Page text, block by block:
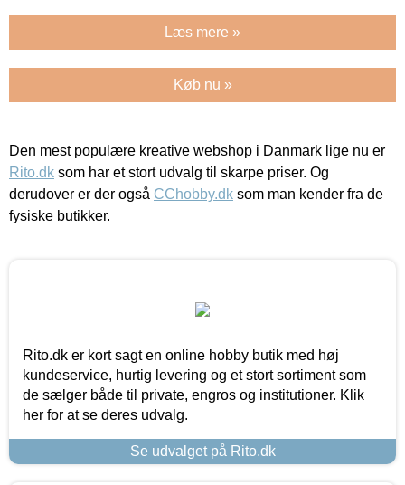
Læs mere »
Køb nu »
Den mest populære kreative webshop i Danmark lige nu er
Rito.dk som har et stort udvalg til skarpe priser. Og
derudover er der også CChobby.dk som man kender fra de
fysiske butikker.
Rito.dk er kort sagt en online hobby butik med høj
kundeservice, hurtig levering og et stort sortiment som
de sælger både til private, engros og institutioner. Klik
her for at se deres udvalg.
Se udvalget på Rito.dk